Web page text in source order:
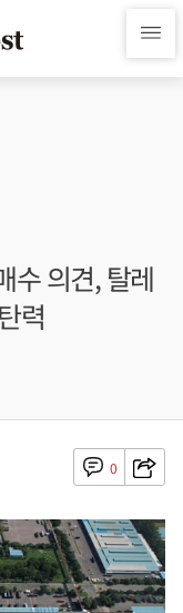
수 의견, 탈레
력
0